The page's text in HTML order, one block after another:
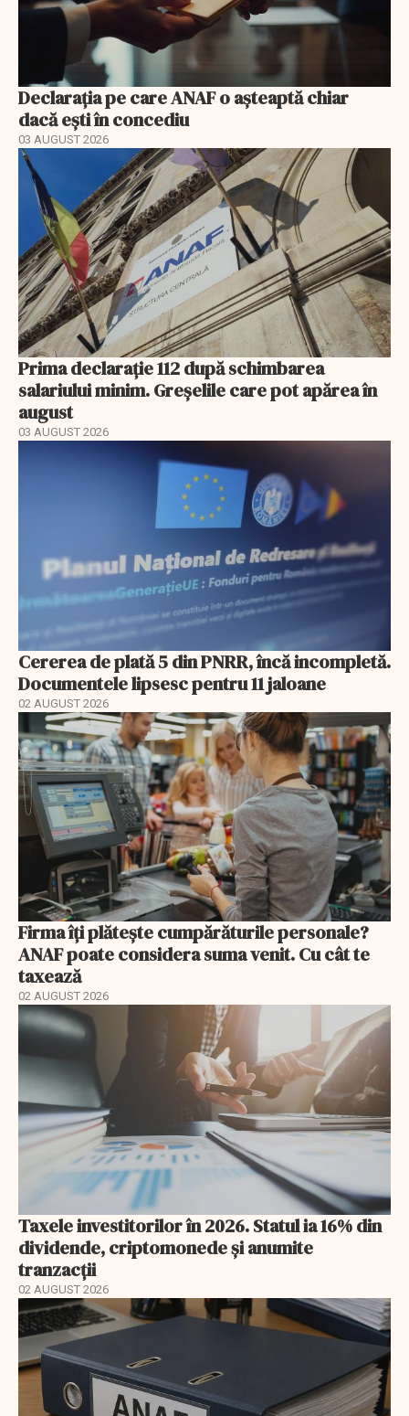
Declarația pe care ANAF o așteaptă chiar
dacă ești în concediu
03 AUGUST 2026
Prima declarație 112 după schimbarea
salariului minim. Greșelile care pot apărea în
august
03 AUGUST 2026
Cererea de plată 5 din PNRR, încă incompletă.
Documentele lipsesc pentru 11 jaloane
02 AUGUST 2026
Firma îți plătește cumpărăturile personale?
ANAF poate considera suma venit. Cu cât te
taxează
02 AUGUST 2026
Taxele investitorilor în 2026. Statul ia 16% din
dividende, criptomonede și anumite
tranzacții
02 AUGUST 2026